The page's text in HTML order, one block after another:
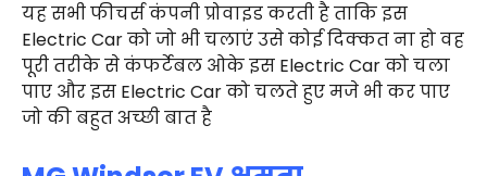
यह सभी फीचर्स कंपनी प्रोवाइड करती है ताकि इस
Electric Car को जो भी चलाएं उसे कोई दिक्कत ना हो वह
पूरी तरीके से कंफर्टेबल ओके इस Electric Car को चला
पाए और इस Electric Car को चलते हुए मजे भी कर पाए
जो की बहुत अच्छी बात है